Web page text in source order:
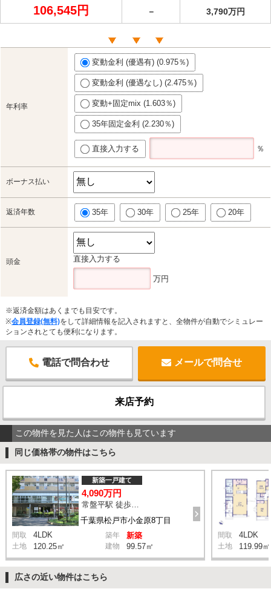
106,545円 － 3,790万円
年利率
変動金利 (優遇有) (0.975％)
変動金利 (優遇なし) (2.475％)
変動+固定mix (1.603％)
35年固定金利 (2.230％)
直接入力する ％
ボーナス払い
返済年数 35年 30年 25年 20年
頭金 直接入力する
万円
※返済金額はあくまでも目安です。
※会員登録(無料)をして詳細情報を記入されますと、全物件が自動でシミュレー
ションされとても便利になります。
電話で問合わせ メールで問合せ
来店予約
この物件を見た人はこの物件も見ています
同じ価格帯の物件はこちら
千葉県松戸市小金原8丁目
新築一戸建て
4,090万円
常盤平駅 徒歩20分
間取 4LDK 築年 新築
土地 120.25㎡ 建物 99.57㎡
間取 4LDK
土地 119.99㎡
広さの近い物件はこちら